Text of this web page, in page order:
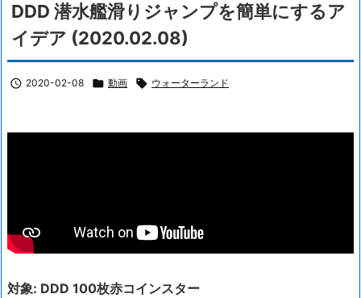
DDD 潜水艦滑りジャンプを簡単にするア
イデア (2020.02.08)
 2020-02-08  動画  ウォーターランド
対象: DDD 100枚赤コインスター